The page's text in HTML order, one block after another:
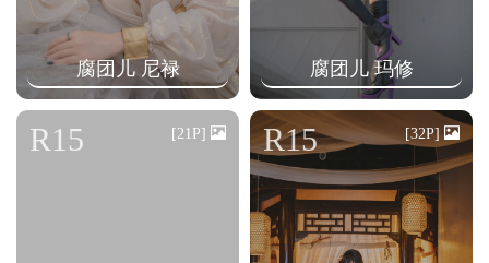
腐团儿 尼禄 腐团儿 玛修
R15 [21P] R15 [32P]